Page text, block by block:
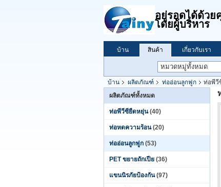
อยู่รอดได้ด้ว
โดยผู้บริหาร
บ้าน สินค้า เกี่ยวกับเรา
บ้าน ผลิตภัณฑ์ ท่ออ่อนลูกฟูก
ท่อพีวี
ผลิตภัณฑ์ทั้งหมด
ท่อพีวีซียืดหยุ่น (40)
ท่อหดความร้อน (20)
ท่ออ่อนลูกฟูก (53)
PET ขยายถักเปีย (36)
แขนนิรภัยป้องกัน (97)